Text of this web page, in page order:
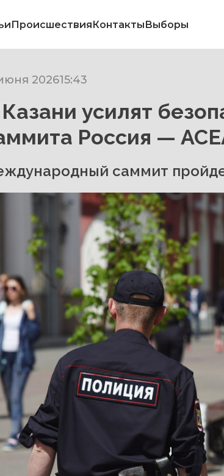
ПроисшествияКонтактыВыборы
202615:43
усилят
Россия —
саммит